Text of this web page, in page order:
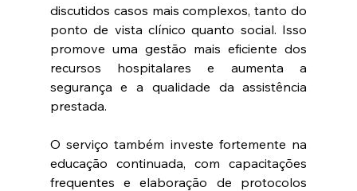
discutidos casos mais complexos, tanto do
ponto de vista clínico quanto social. Isso
promove uma gestão mais eficiente dos
recursos hospitalares e aumenta a
segurança e a qualidade da assistência
prestada.
O serviço também investe fortemente na
educação continuada, com capacitações
frequentes e elaboração de protocolos